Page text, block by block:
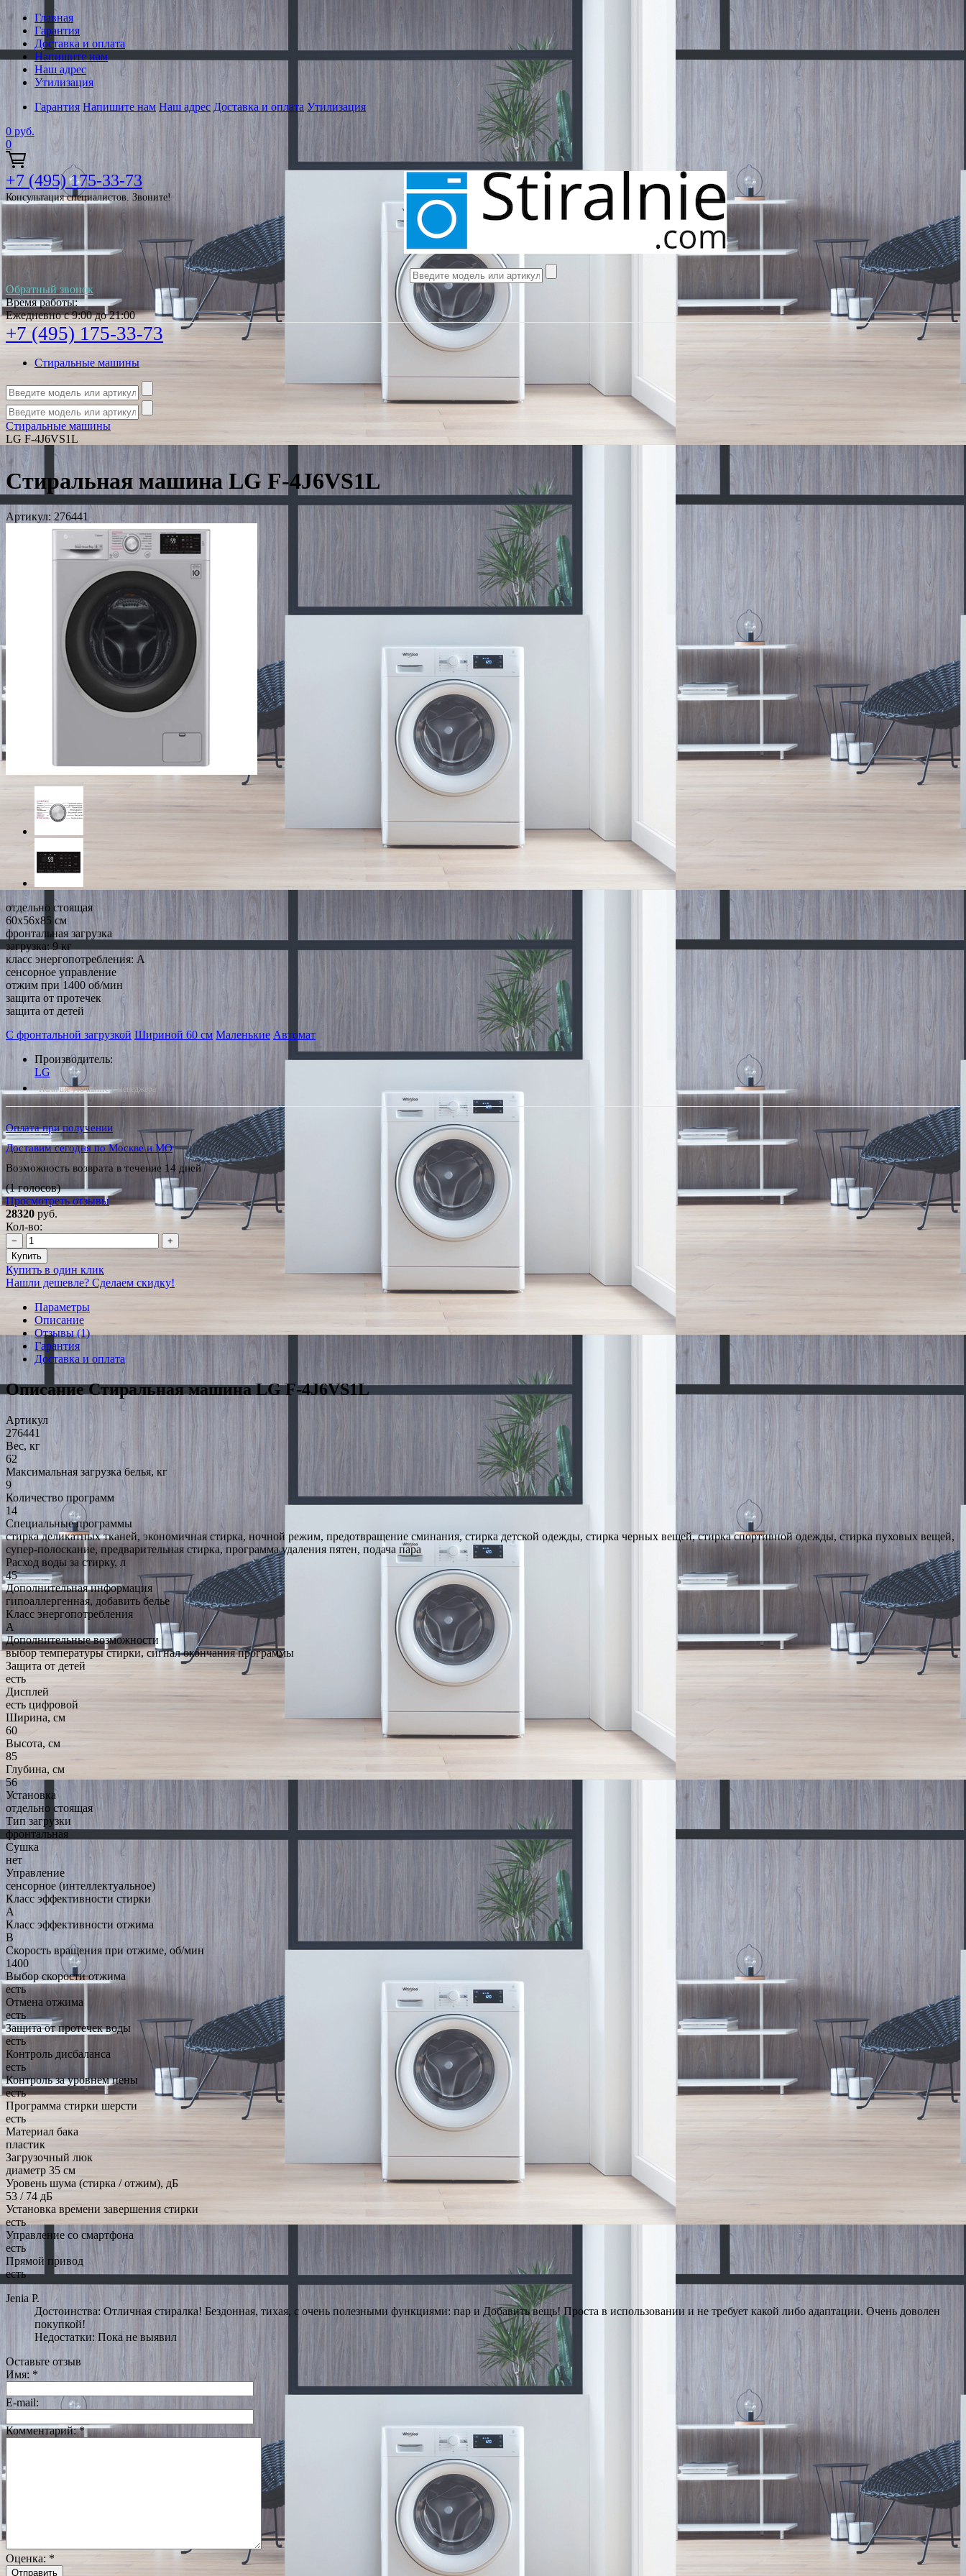
Главная
Гарантия
Доставка и оплата
Напишите нам
Наш адрес
Утилизация
Гарантия Напишите нам Наш адрес Доставка и оплата Утилизация
0 руб.
0
+7 (495) 175-33-73
Консультация специалистов. Звоните!
Обратный звонок
Время работы:
Ежедневно с 9:00 до 21:00
+7 (495) 175-33-73
Стиральные машины
Стиральные машины
LG F-4J6VS1L
Стиральная машина LG F-4J6VS1L
Артикул: 276441
отдельно стоящая
60x56x85 см
фронтальная загрузка
загрузка: 9 кг
класс энергопотребления: A
сенсорное управление
отжим при 1400 об/мин
защита от протечек
защита от детей
С фронтальной загрузкой Шириной 60 см Маленькие Автомат
Производитель:
LG
*Наличие уточняйте у менеджера
Оплата при получении
Доставим сегодня по Москве и МО
Возможность возврата в течение 14 дней
(1 голосов)
Просмотреть отзывы
28320 руб.
Кол-во:
−
+
Купить
Купить в один клик
Нашли дешевле? Сделаем скидку!
Параметры
Описание
Отзывы (1)
Гарантия
Доставка и оплата
Описание Стиральная машина LG F-4J6VS1L
Артикул
276441
Вес, кг
62
Максимальная загрузка белья, кг
9
Количество программ
14
Специальные программы
стирка деликатных тканей, экономичная стирка, ночной режим, предотвращение сминания, стирка детской одежды, стирка черных вещей, стирка спортивной одежды, стирка пуховых вещей,
супер-полоскание, предварительная стирка, программа удаления пятен, подача пара
Расход воды за стирку, л
45
Дополнительная информация
гипоаллергенная, добавить белье
Класс энергопотребления
A
Дополнительные возможности
выбор температуры стирки, сигнал окончания программы
Защита от детей
есть
Дисплей
есть цифровой
Ширина, см
60
Высота, см
85
Глубина, см
56
Установка
отдельно стоящая
Тип загрузки
фронтальная
Сушка
нет
Управление
сенсорное (интеллектуальное)
Класс эффективности стирки
A
Класс эффективности отжима
B
Скорость вращения при отжиме, об/мин
1400
Выбор скорости отжима
есть
Отмена отжима
есть
Защита от протечек воды
есть
Контроль дисбаланса
есть
Контроль за уровнем пены
есть
Программа стирки шерсти
есть
Материал бака
пластик
Загрузочный люк
диаметр 35 см
Уровень шума (стирка / отжим), дБ
53 / 74 дБ
Установка времени завершения стирки
есть
Управление со смартфона
есть
Прямой привод
есть
Jenia P.
Достоинства: Отличная стиралка! Бездонная, тихая, с очень полезными функциями: пар и Добавить вещь! Проста в использовании и не требует какой либо адаптации. Очень доволен
покупкой!
Недостатки: Пока не выявил
Оставьте отзыв
Имя: *
E-mail:
Комментарий:*
Оценка: *